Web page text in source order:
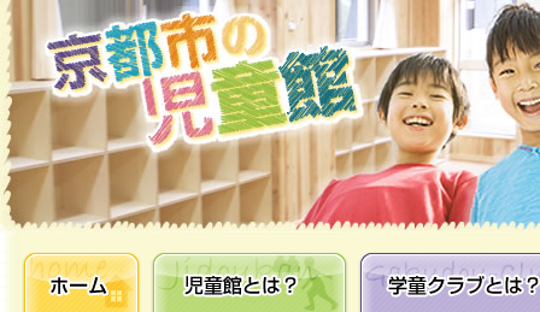
ホーム 児童館とは？ 学童クラブとは？